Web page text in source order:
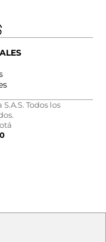
Todos los